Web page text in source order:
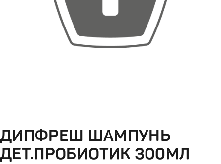
ДИПФРЕШ ШАМПУНЬ
ДЕТ.ПРОБИОТИК 300МЛ